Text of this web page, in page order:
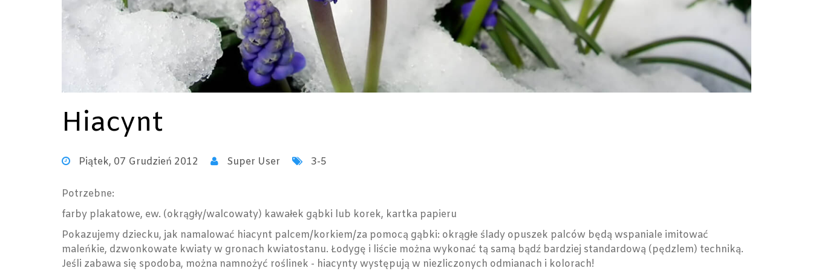
Hiacynt
Piątek, 07 Grudzień 2012 Super User 3-5
Potrzebne:
farby plakatowe, ew. (okrągły/walcowaty) kawałek gąbki lub korek, kartka papieru
Pokazujemy dziecku, jak namalować hiacynt palcem/korkiem/za pomocą gąbki: okrągłe ślady opuszek palców będą wspaniale imitować
maleńkie, dzwonkowate kwiaty w gronach kwiatostanu. Łodygę i liście można wykonać tą samą bądź bardziej standardową (pędzlem) techniką.
Jeśli zabawa się spodoba, można namnożyć roślinek - hiacynty występują w niezliczonych odmianach i kolorach!